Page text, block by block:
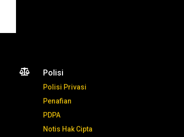
 Polisi
Polisi Privasi
Penafian
PDPA
Notis Hak Cipta